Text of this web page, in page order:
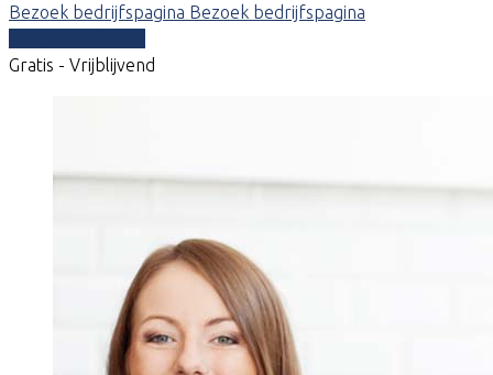
Bezoek bedrijfspagina Bezoek bedrijfspagina
Gratis - Vrijblijvend